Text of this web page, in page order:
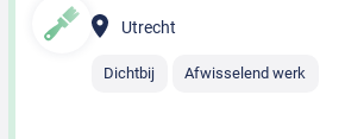
Utrecht
Dichtbij Afwisselend werk